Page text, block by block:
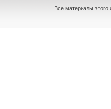
Все материалы этого